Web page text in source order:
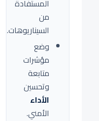
المستفادة
من
السيناريوهات.
وضع
مؤشرات
متابعة
وتحسين
الأداء
الأمني.